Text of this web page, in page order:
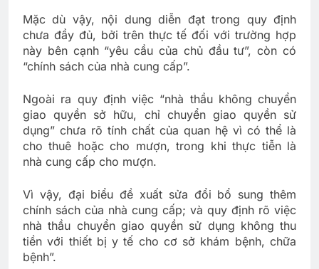
Mặc dù vậy, nội dung diễn đạt trong quy định
chưa đầy đủ, bởi trên thực tế đối với trường hợp
này bên cạnh “yêu cầu của chủ đầu tư”, còn có
“chính sách của nhà cung cấp”.
Ngoài ra quy định việc “nhà thầu không chuyển
giao quyền sở hữu, chỉ chuyển giao quyền sử
dụng” chưa rõ tính chất của quan hệ vì có thể là
cho thuê hoặc cho mượn, trong khi thực tiễn là
nhà cung cấp cho mượn.
Vì vậy, đại biểu đề xuất sửa đổi bổ sung thêm
chính sách của nhà cung cấp; và quy định rõ việc
nhà thầu chuyển giao quyền sử dụng không thu
tiền với thiết bị y tế cho cơ sở khám bệnh, chữa
bệnh”.